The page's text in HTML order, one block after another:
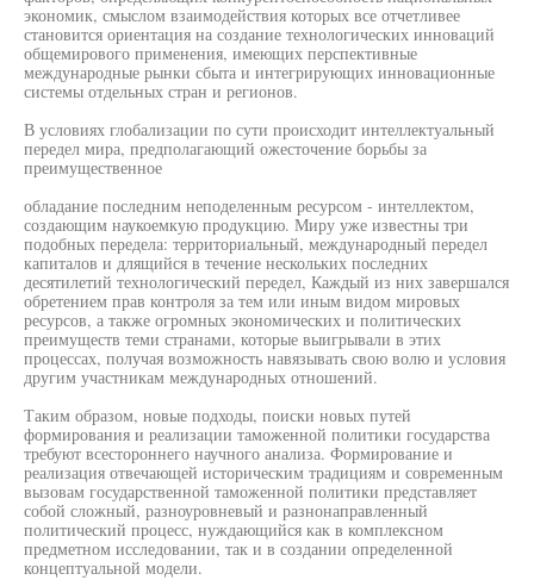
экономик, смыслом взаимодействия которых все отчетливее
становится ориентация на создание технологических инноваций
общемирового применения, имеющих перспективные
международные рынки сбыта и интегрирующих инновационные
системы отдельных стран и регионов.
В условиях глобализации по сути происходит интеллектуальный
передел мира, предполагающий ожесточение борьбы за
преимущественное
обладание последним неподеленным ресурсом - интеллектом,
создающим наукоемкую продукцию. Миру уже известны три
подобных передела: территориальный, международный передел
капиталов и длящийся в течение нескольких последних
десятилетий технологический передел, Каждый из них завершался
обретением прав контроля за тем или иным видом мировых
ресурсов, а также огромных экономических и политических
преимуществ теми странами, которые выигрывали в этих
процессах, получая возможность навязывать свою волю и условия
другим участникам международных отношений.
Таким образом, новые подходы, поиски новых путей
формирования и реализации таможенной политики государства
требуют всестороннего научного анализа. Формирование и
реализация отвечающей историческим традициям и современным
вызовам государственной таможенной политики представляет
собой сложный, разноуровневый и разнонаправленный
политический процесс, нуждающийся как в комплексном
предметном исследовании, так и в создании определенной
концептуальной модели.